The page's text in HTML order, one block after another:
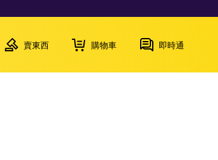
賣東西 購物車 即時通